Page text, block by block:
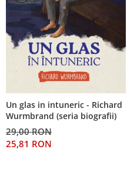
Un glas in intuneric - Richard
Wurmbrand (seria biografii)
29,00 RON
25,81 RON